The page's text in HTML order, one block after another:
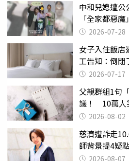
中和兒媳遭
「全家都惡
摔東西
2026-07-28
女子入住飯
工告知：倒閉
2026-07-17
父親群組1句
議！ 10萬人
父親節
2026-08-02
慈濟遭詐走
師背景提4疑
2026-08-07